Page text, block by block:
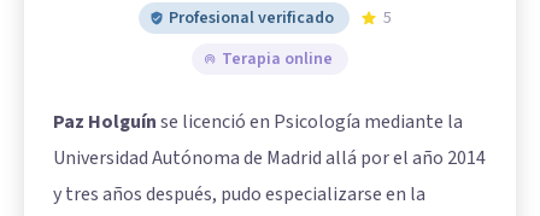
Profesional verificado
5
Terapia online
Paz Holguínse licenció en Psicología mediante la
Universidad Autónoma de Madrid allá por el año 2014
y tres años después, pudo especializarse en la